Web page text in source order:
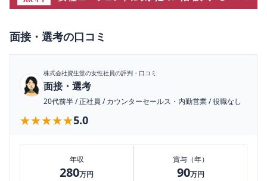
面接・選考の口コミ
株式会社資生堂の女性社員の評判・口コミ
面接・選考
20代前半/正社員 /カウンターセールス・内勤営業/役職なし
★★★★★
★★★★★5.0
年収
280万円
賞与（年）
90万円